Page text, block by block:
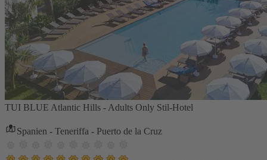
TUI BLUE Atlantic Hills - Adults Only Stil-Hotel
Spanien - Teneriffa - Puerto de la Cruz